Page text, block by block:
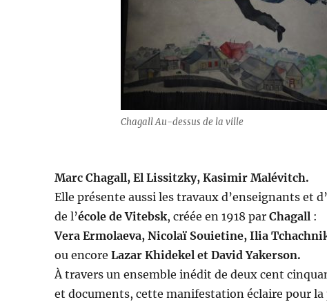
Chagall Au-dessus de la ville
Marc Chagall, El Lissitzky, Kasimir Malévitch.
Elle présente aussi les travaux d’enseignants et
de l’école de Vitebsk, créée en 1918 par Chagall:
Vera Ermolaeva, Nicolaï Souietine, Ilia
ou encore Lazar Khidekel et David Yakerson.
À travers un ensemble inédit de deux cent
et documents, cette manifestation éclaire pour